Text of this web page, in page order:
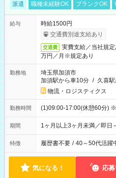
派遣 職種未経験OK ブランクOK
給与
時給1500円
交通費別途支給あり
交通費
実費支給／当社規
万円／月※規定あり
勤務地
埼玉県加須市
加須駅から車10分 / 久喜
物流・ロジスティクス
勤務時間 (1)09:00-17:00(休憩60分)
期間 1ヶ月以上3ヶ月未満／即日
特徴 履歴書不要 / 40～50代活躍
気になる！ 応